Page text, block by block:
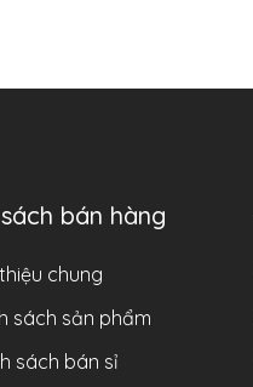
bán hàng
chung
sách sản phẩm
sách bán sỉ